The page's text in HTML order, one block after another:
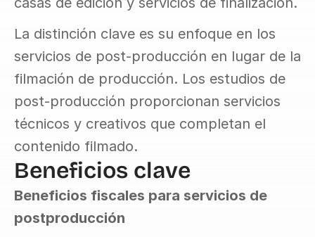
La distinción clave es su enfoque en los
servicios de post-producción en lugar de la
filmación de producción. Los estudios de
post-producción proporcionan servicios
técnicos y creativos que completan el
contenido filmado.
Beneficios clave
Beneficios fiscales para servicios de
postproducción